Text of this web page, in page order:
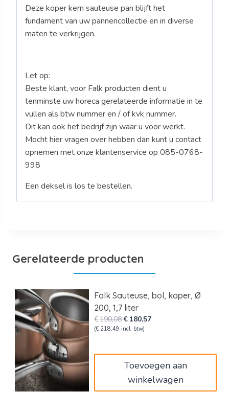
Deze koper kern sauteuse pan blijft het
fundament van uw pannencollectie en in diverse
maten te verkrijgen.
Let op:
Beste klant, voor Falk producten dient u
tenminste uw horeca gerelateerde informatie in te
vullen als btw nummer en / of kvk nummer.
Dit kan ook het bedrijf zijn waar u voor werkt.
Mocht hier vragen over hebben dan kunt u contact
opnemen met onze klantenservice op 085-0768-
998
Een deksel is los te bestellen.
Gerelateerde producten
Falk Sauteuse, bol, koper, Ø
200, 1,7 liter
€190,08Oorspronkelijke
prijs
€ 180,57Huidige
(€ 218,49 incl. btw)
Toevoegen aan
winkelwagen